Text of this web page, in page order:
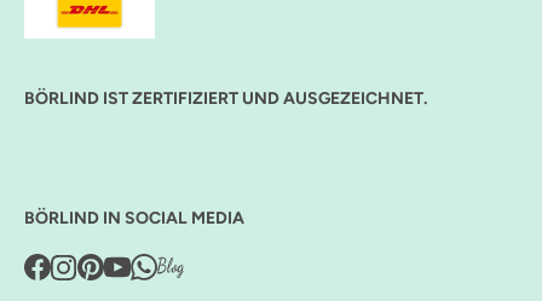
BÖRLIND IST ZERTIFIZIERT UND AUSGEZEICHNET.
BÖRLIND IN SOCIAL MEDIA